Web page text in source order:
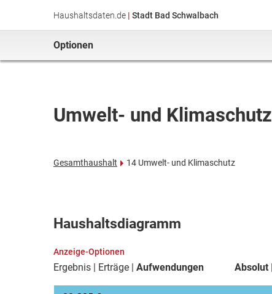
Haushaltsdaten.de | Stadt Bad Schwalbach
Optionen
Umwelt- und Klimaschutz
Gesamthaushalt 14 Umwelt- und Klimaschutz
Haushaltsdiagramm
Anzeige-Optionen
Ergebnis Erträge Aufwendungen Absolut